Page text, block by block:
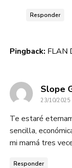
Responder
Pingback: FLAN
Slope
23/10/2025
Te estaré
sencilla,
mi mamá tres
Responder